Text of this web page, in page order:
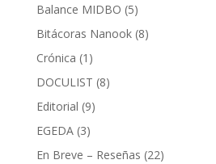
Balance MIDBO (5)
Bitácoras Nanook(8)
Crónica (1)
DOCULIST (8)
Editorial (9)
EGEDA(3)
En Breve – Reseñas (22)